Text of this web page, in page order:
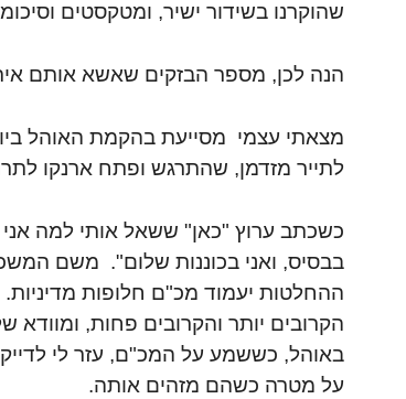
שהוקרנו בשידור ישיר, ומטקסטים
הנה לכן, מספר הבזקים שאשא אותם
מצאתי עצמי מסייעת בהקמת האוהל
לתייר מזדמן, שהתרגש ופתח ארנקו
כשכתב ערוץ "כאן" ששאל אותי למה אני
בבסיס, ואני בכוננות שלום". משם
ההחלטות יעמוד מכ"ם חלופות
הקרובים יותר והקרובים פחות,
באוהל, כששמע על המכ"ם, עזר לי
על מטרה כשהם מזהים אותה.